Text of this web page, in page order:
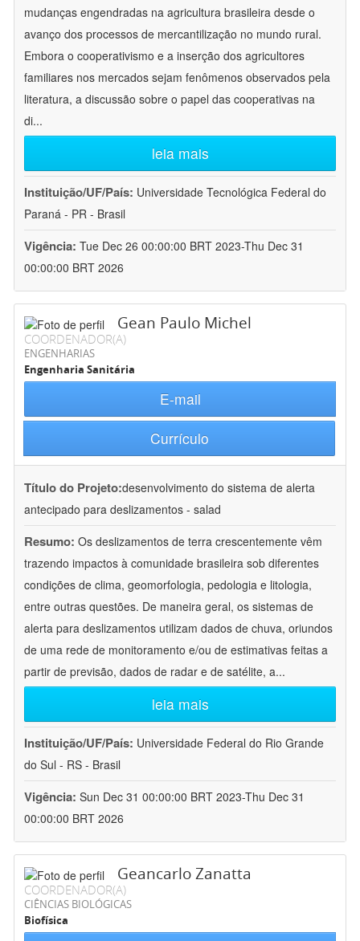
mudanças engendradas na agricultura brasileira desde o
avanço dos processos de mercantilização no mundo rural.
Embora o cooperativismo e a inserção dos agricultores
familiares nos mercados sejam fenômenos observados pela
literatura, a discussão sobre o papel das cooperativas na
di...
leia mais
Instituição/UF/País: Universidade Tecnológica Federal do
Paraná - PR - Brasil
Vigência: Tue Dec 26 00:00:00 BRT 2023-Thu Dec 31
00:00:00 BRT 2026
Gean Paulo Michel
COORDENADOR(A)
ENGENHARIAS
Engenharia Sanitária
E-mail
Currículo
Título do Projeto:desenvolvimento do sistema de alerta
antecipado para deslizamentos - salad
Resumo: Os deslizamentos de terra crescentemente vêm
trazendo impactos à comunidade brasileira sob diferentes
condições de clima, geomorfologia, pedologia e litologia,
entre outras questões. De maneira geral, os sistemas de
alerta para deslizamentos utilizam dados de chuva, oriundos
de uma rede de monitoramento e/ou de estimativas feitas a
partir de previsão, dados de radar e de satélite, a...
leia mais
Instituição/UF/País: Universidade Federal do Rio Grande
do Sul - RS - Brasil
Vigência: Sun Dec 31 00:00:00 BRT 2023-Thu Dec 31
00:00:00 BRT 2026
Geancarlo Zanatta
COORDENADOR(A)
CIÊNCIAS BIOLÓGICAS
Biofísica